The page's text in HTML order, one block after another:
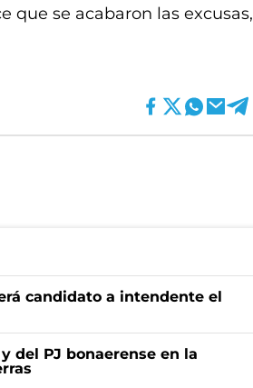
que se acabaron las excusas,
candidato a intendente el
del PJ bonaerense en la